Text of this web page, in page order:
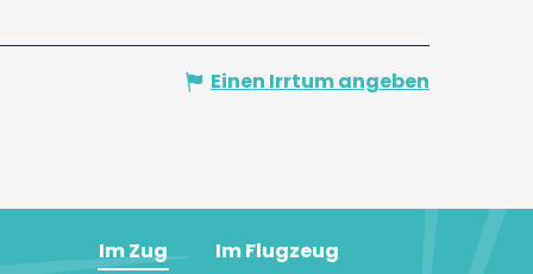
Einen Irrtum angeben
Im Zug Im Flugzeug